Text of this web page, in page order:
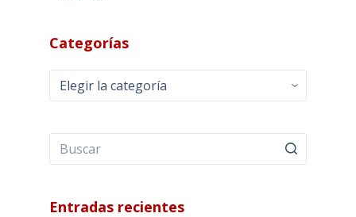
Categorías
Categorías
Entradas recientes